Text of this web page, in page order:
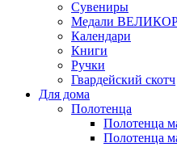
Сувениры
Медали
Календари
Книги
Ручки
Гвардейский скотч
Для дома
Полотенца
Полотенца
Полотенца